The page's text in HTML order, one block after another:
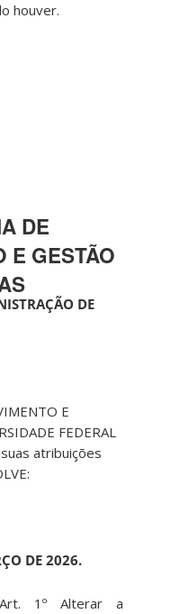
houver.
DE
E GESTÃO
DE
E
FEDERAL
atribuições
DE 2026.
Art. 1º Alterar a